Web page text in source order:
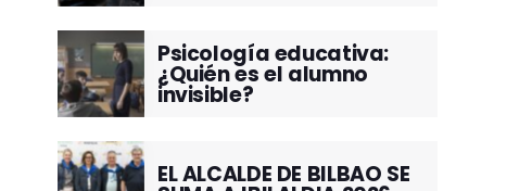
Psicología educativa:
¿Quién es el alumno
invisible?
EL ALCALDE DE BILBAO SE